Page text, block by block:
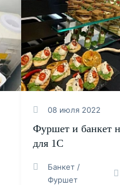
08 июля 2022
Фуршет и банкет
для 1С
Банкет /
Фуршет